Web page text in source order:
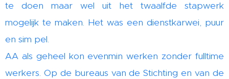
te doen maar wel uit het twaalfde stapwerk
mogelijk te maken. Het was een dienstkarwei, puur
en sim­ pel.
AA als geheel kon evenmin werken zonder fulltime
werkers. Op de bureaus van de Stichting en van de